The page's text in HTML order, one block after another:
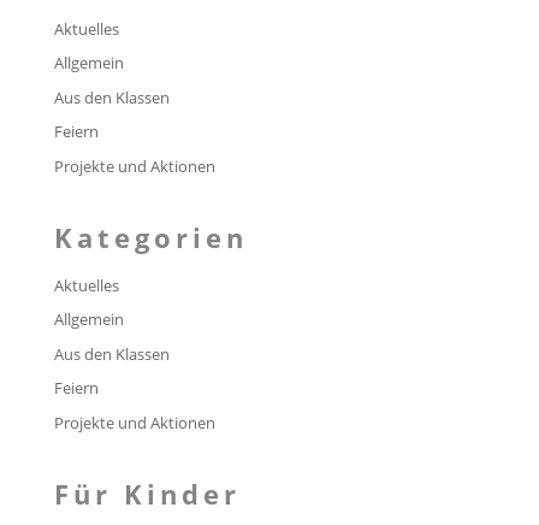
Aktuelles
Allgemein
Aus den Klassen
Feiern
Projekte und Aktionen
Kategorien
Aktuelles
Allgemein
Aus den Klassen
Feiern
Projekte und Aktionen
Für Kinder